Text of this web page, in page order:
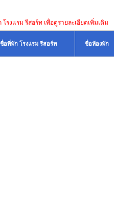
รงแรม รีสอร์ท เพื่อดูรายละเอียดเพิ่มเติม
ชื่อที่พัก โรงแรม รีสอร์ท ชื่อห้องพัก